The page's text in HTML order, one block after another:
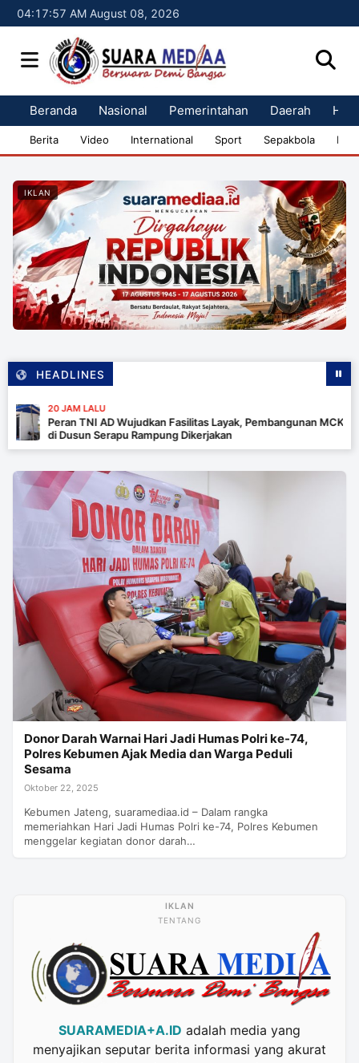
04:17:57 AM August 08, 2026
Beranda Nasional Pemerintahan Daerah
Berita Video International Sport Sepakbola
IKLAN
HEADLINES
20 JAM LALU
Peran TNI AD Wujudkan Fasilitas Layak, Pembangunan MCK
di Dusun Serapu Rampung Dikerjakan
Donor Darah Warnai Hari Jadi Humas Polri ke-74,
Polres Kebumen Ajak Media dan Warga Peduli
Sesama
Oktober 22, 2025
Kebumen Jateng, suaramediaa.id – Dalam rangka
memeriahkan Hari Jadi Humas Polri ke-74, Polres Kebumen
menggelar kegiatan donor darah…
TENTANG
SUARAMEDIA+A.ID adalah media yang
menyajikan seputar berita informasi yang akurat